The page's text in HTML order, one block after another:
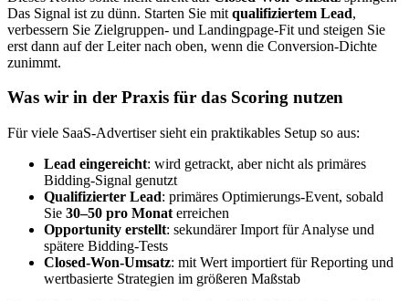
Das Signal ist zu dünn. Starten Sie mit qualifiziertem Lead,
verbessern Sie Zielgruppen- und Landingpage-Fit und steigen Sie
erst dann auf der Leiter nach oben, wenn die Conversion-Dichte
zunimmt.
Was wir in der Praxis für das Scoring nutzen
Für viele SaaS-Advertiser sieht ein praktikables Setup so aus:
Lead eingereicht: wird getrackt, aber nicht als primäres
Bidding-Signal genutzt
Qualifizierter Lead: primäres Optimierungs-Event, sobald
Sie 30–50 pro Monat erreichen
Opportunity erstellt: sekundärer Import für Analyse und
spätere Bidding-Tests
Closed-Won-Umsatz: mit Wert importiert für Reporting und
wertbasierte Strategien im größeren Maßstab